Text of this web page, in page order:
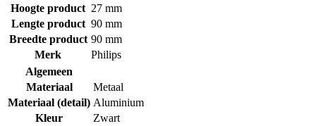
Hoogte product 27 mm
Lengte product 90 mm
Breedte product 90 mm
Merk
Philips
Algemeen
Materiaal
Metaal
Materiaal (detail) Aluminium
Kleur
Zwart